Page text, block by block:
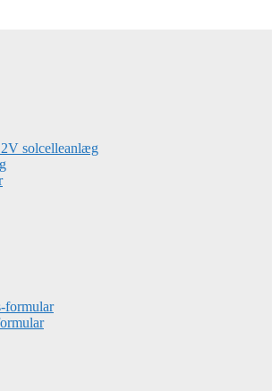
solcelleanlæg
formular